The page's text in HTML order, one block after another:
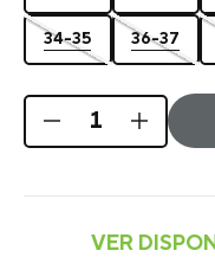
34-35 36-37